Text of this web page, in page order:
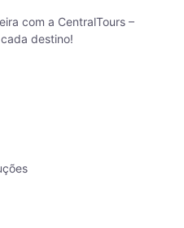
com a CentralTours –
destino!